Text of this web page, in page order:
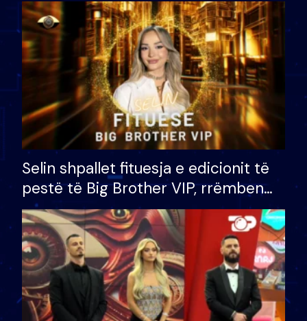
Selin shpallet fituesja e edicionit të
pestë të Big Brother VIP, rrëmben
çmimin e madh prej 100 mijë eurosh